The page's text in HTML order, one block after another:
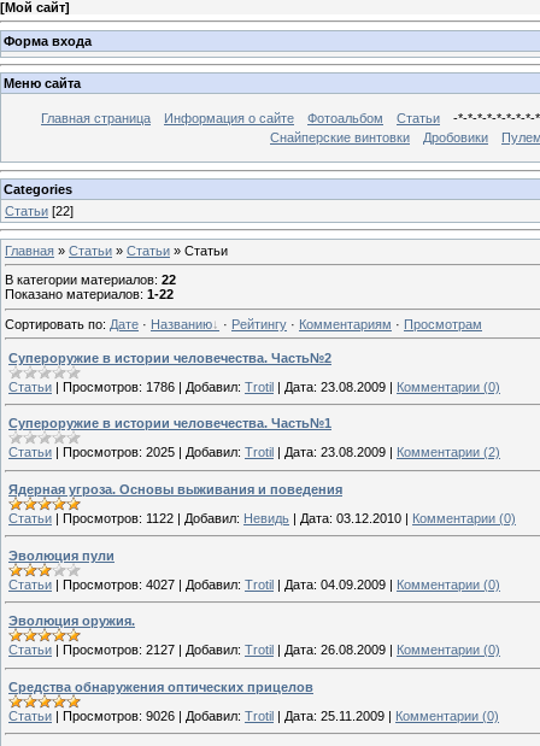
[Мой сайт]
Форма входа
Меню сайта
Главная страница Информация о сайте Фотоальбом Статьи
-*-*-*-*-*-*-*-*-
Снайперские винтовки
Дробовики
Categories
Статьи [22]
Главная » Статьи » Статьи » Статьи
В категории материалов: 22
Показано материалов: 1-22
Сортировать по: Дате · Названию · Рейтингу · Комментариям · Просмотрам
Супероружие в истории человечества. Часть№2
Статьи | Просмотров: 1786 | Добавил: Trotil | Дата: 23.08.2009 | Комментарии (0)
Супероружие в истории человечества. Часть№1
Статьи
Просмотров: 2025 Добавил: Trotil Дата: 23.08.2009 Комментарии (2)
Ядерная угроза. Основы выживания и поведения
Статьи | Просмотров: 1122 | Добавил: Невидь | Дата: 03.12.2010 | Комментарии (0)
Эволюция пули
Статьи | Просмотров: 4027 | Добавил: Trotil | Дата: 04.09.2009 | Комментарии (0)
Эволюция оружия.
Статьи
Просмотров: 2127 Добавил: Trotil Дата: 26.08.2009 Комментарии (0)
Средства обнаружения оптических прицелов
Статьи | Просмотров: 9026 | Добавил: Trotil | Дата: 25.11.2009 | Комментарии (0)